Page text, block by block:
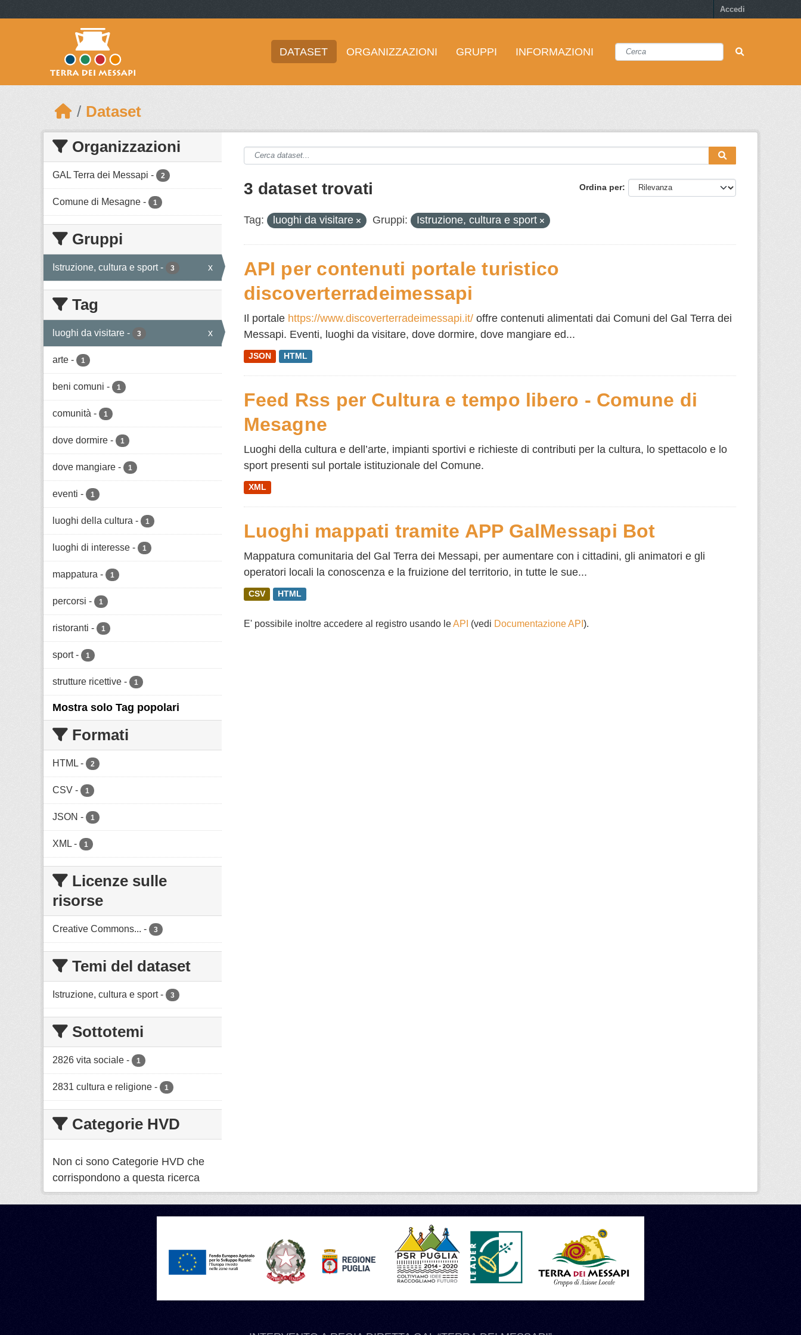
Accedi
DATASET ORGANIZZAZIONI GRUPPI INFORMAZIONI
Dataset
Organizzazioni
GAL Terra dei Messapi - 2
Comune di Mesagne - 1
Gruppi
Istruzione, cultura e sport - 3 x
Tag
luoghi da visitare - 3 x
arte - 1
beni comuni - 1
comunità - 1
dove dormire - 1
dove mangiare - 1
eventi - 1
luoghi della cultura - 1
luoghi di interesse - 1
mappatura - 1
percorsi - 1
ristoranti - 1
sport - 1
strutture ricettive - 1
Mostra solo Tag popolari
Formati
HTML - 2
CSV - 1
JSON - 1
XML - 1
Licenze sulle
risorse
Creative Commons... - 3
Temi del dataset
Istruzione, cultura e sport - 3
Sottotemi
2826 vita sociale - 1
2831 cultura e religione - 1
Categorie HVD
Non ci sono Categorie HVD che
corrispondono a questa ricerca
Ordina per
3 dataset trovati
Tag: luoghi da visitare Gruppi: Istruzione, cultura e sport
API per contenuti portale turistico
discoverterradeimessapi
Il portale https://www.discoverterradeimessapi.it/offre contenuti alimentati dai Comuni del Gal Terra dei
Messapi. Eventi, luoghi da visitare, dove dormire, dove mangiare ed...
JSON HTML
Feed Rss per Cultura e tempo libero - Comune di
Mesagne
Luoghi della cultura e dell’arte, impianti sportivi e richieste di contributi per la cultura, lo spettacolo e lo
sport presenti sul portale istituzionale del Comune.
XML
Luoghi mappati tramite APP GalMessapi Bot
Mappatura comunitaria del Gal Terra dei Messapi, per aumentare con i cittadini, gli animatori e gli
operatori locali la conoscenza e la fruizione del territorio, in tutte le sue...
CSV HTML
E' possibile inoltre accedere al registro usando leAPI (vedi Documentazione API ).